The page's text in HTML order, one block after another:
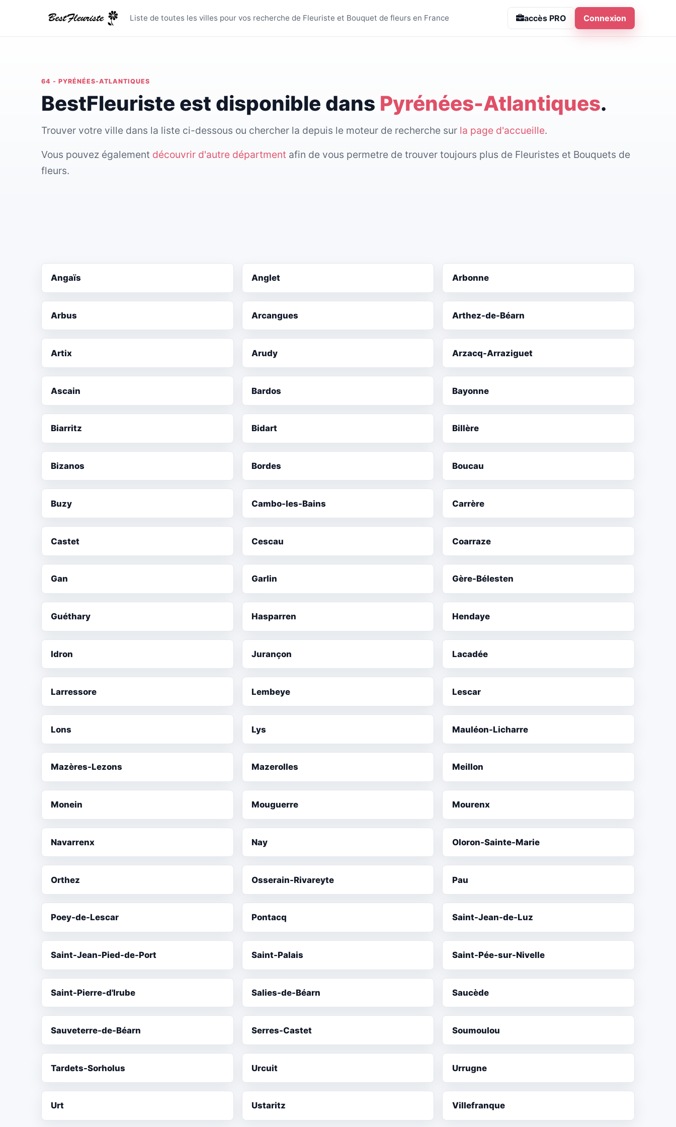
Toutes les villes - BestFleuriste
Liste de toutes les villes pour vos recherche de Fleuriste et Bouquet de fleurs en France accès PRO Connexion
64 - PYRÉNÉES-ATLANTIQUES
BestFleuriste est disponible dans Pyrénées-Atlantiques.
Trouver votre ville dans la liste ci-dessous ou chercher la depuis le moteur de recherche sur la page d'accueille.
Vous pouvez également découvrir d'autre départment afin de vous permetre de trouver toujours plus de Fleuristes et Bouquets de
fleurs.
Angaïs Anglet Arbonne
Arbus Arcangues Arthez-de-Béarn
Artix Arudy Arzacq-Arraziguet
Ascain Bardos Bayonne
Biarritz Bidart Billère
Bizanos Bordes Boucau
Buzy Cambo-les-Bains Carrère
Castet Cescau Coarraze
Gan Garlin Gère-Bélesten
Guéthary Hasparren Hendaye
Idron Jurançon Lacadée
Larressore Lembeye Lescar
Lons Lys Mauléon-Licharre
Mazères-Lezons Mazerolles Meillon
Monein Mouguerre Mourenx
Navarrenx Nay Oloron-Sainte-Marie
Orthez Osserain-Rivareyte Pau
Poey-de-Lescar Pontacq Saint-Jean-de-Luz
Saint-Jean-Pied-de-Port Saint-Palais Saint-Pée-sur-Nivelle
Saint-Pierre-d'Irube Salies-de-Béarn Saucède
Sauveterre-de-Béarn Serres-Castet Soumoulou
Tardets-Sorholus Urcuit Urrugne
Urt Ustaritz Villefranque